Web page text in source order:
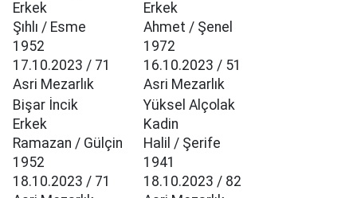
Erkek
Şıhlı / Esme
1952
17.10.2023 / 71
Asri Mezarlık
Erkek
Ahmet / Şenel
1972
16.10.2023 / 51
Asri Mezarlık
Bişar İncik
Erkek
Ramazan / Gülçin
1952
18.10.2023 / 71
Yüksel Alçolak
Kadin
Halil / Şerife
1941
18.10.2023 / 82